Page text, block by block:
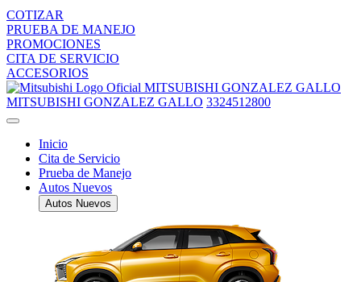
COTIZAR
PRUEBA DE MANEJO
PROMOCIONES
CITA DE SERVICIO
ACCESORIOS
MITSUBISHI GONZALEZ GALLO
MITSUBISHI GONZALEZ GALLO 3324512800
Inicio
Cita de Servicio
Prueba de Manejo
Autos Nuevos
Autos Nuevos